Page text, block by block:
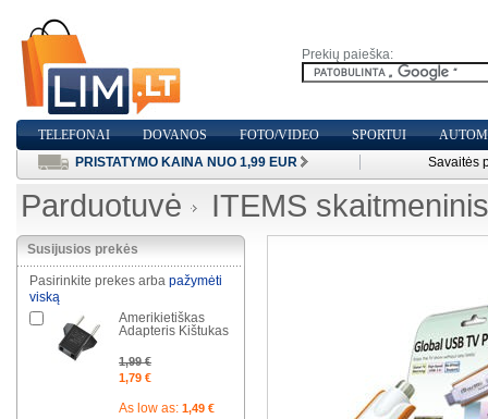
Prekių paieška:
TELEFONAI DOVANOS FOTO/VIDEO SPORTUI
PRISTATYMO KAINA NUO 1,99 EUR
Savaitės
Parduotuvė ITEMS
Susijusios prekės
Pasirinkite prekes arba pažymėti
viską
Amerikietiškas
Adapteris Kištukas
1,99 €
1,79 €
As low as: 1,49 €